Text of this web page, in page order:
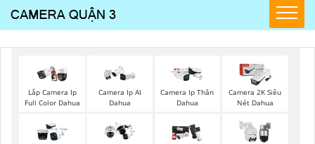
Lắp Camera Ip
Full Color Dahua
Camera Ip AI
Dahua
Camera Ip Thân
Dahua
Camera 2K Siêu
Nét Dahua